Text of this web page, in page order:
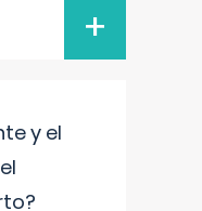
+
y el